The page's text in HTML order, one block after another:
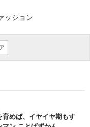
ッション
育めば、イヤイヤ期もす